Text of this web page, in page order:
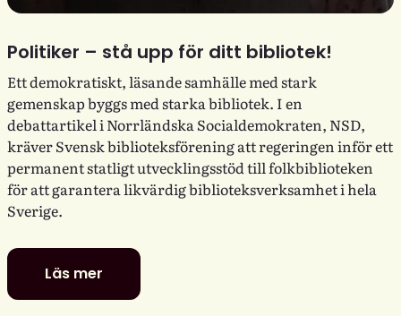
Politiker – stå upp för ditt bibliotek!
Ett demokratiskt, läsande samhälle med stark
gemenskap byggs med starka bibliotek. I en
debattartikel i Norrländska Socialdemokraten, NSD,
kräver Svensk biblioteksförening att regeringen inför ett
permanent statligt utvecklingsstöd till folkbiblioteken
för att garantera likvärdig biblioteksverksamhet i hela
Sverige.
Läs mer
Politiker
–